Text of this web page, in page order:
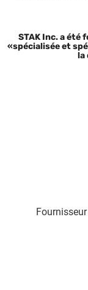
STAK Inc. a été
«spécialisée et
la